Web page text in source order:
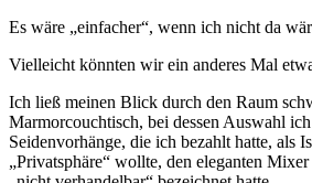
Es wäre „einfacher“, wenn ich nicht da
Vielleicht könnten wir ein anderes Mal
Ich ließ meinen Blick durch den Raum
Marmorcouchtisch, bei dessen Auswahl
Seidenvorhänge, die ich bezahlt hatte, als
„Privatsphäre“ wollte, den eleganten